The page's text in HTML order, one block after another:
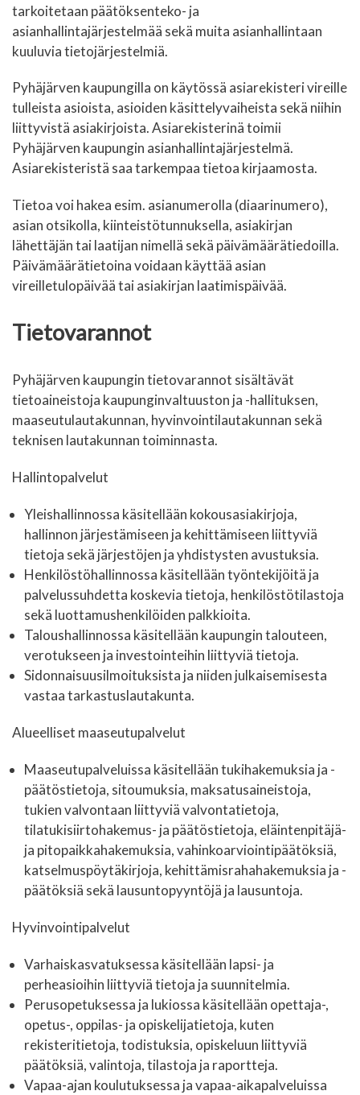
tarkoitetaan päätöksenteko- ja
asianhallintajärjestelmää sekä muita asianhallintaan
kuuluvia tietojärjestelmiä.
Pyhäjärven kaupungilla on käytössä asiarekisteri vireille
tulleista asioista, asioiden käsittelyvaiheista sekä niihin
liittyvistä asiakirjoista. Asiarekisterinä toimii
Pyhäjärven kaupungin asianhallintajärjestelmä.
Asiarekisteristä saa tarkempaa tietoa kirjaamosta.
Tietoa voi hakea esim. asianumerolla (diaarinumero),
asian otsikolla, kiinteistötunnuksella, asiakirjan
lähettäjän tai laatijan nimellä sekä päivämäärätiedoilla.
Päivämäärätietoina voidaan käyttää asian
vireilletulopäivää tai asiakirjan laatimispäivää.
Tietovarannot
Pyhäjärven kaupungin tietovarannot sisältävät
tietoaineistoja kaupunginvaltuuston ja -hallituksen,
maaseutulautakunnan, hyvinvointilautakunnan sekä
teknisen lautakunnan toiminnasta.
Hallintopalvelut
Yleishallinnossa käsitellään kokousasiakirjoja,
hallinnon järjestämiseen ja kehittämiseen liittyviä
tietoja sekä järjestöjen ja yhdistysten avustuksia.
Henkilöstöhallinnossa käsitellään työntekijöitä ja
palvelussuhdetta koskevia tietoja, henkilöstötilastoja
sekä luottamushenkilöiden palkkioita.
Taloushallinnossa käsitellään kaupungin talouteen,
verotukseen ja investointeihin liittyviä tietoja.
Sidonnaisuusilmoituksista ja niiden julkaisemisesta
vastaa tarkastuslautakunta.
Alueelliset maaseutupalvelut
Maaseutupalveluissa käsitellään tukihakemuksia ja -
päätöstietoja, sitoumuksia, maksatusaineistoja,
tukien valvontaan liittyviä valvontatietoja,
tilatukisiirtohakemus- ja päätöstietoja, eläintenpitäjä-
ja pitopaikkahakemuksia, vahinkoarviointipäätöksiä,
katselmuspöytäkirjoja, kehittämisrahahakemuksia ja -
päätöksiä sekä lausuntopyyntöjä ja lausuntoja.
Hyvinvointipalvelut
Varhaiskasvatuksessa käsitellään lapsi- ja
perheasioihin liittyviä tietoja ja suunnitelmia.
Perusopetuksessa ja lukiossa käsitellään opettaja-,
opetus-, oppilas- ja opiskelijatietoja, kuten
rekisteritietoja, todistuksia, opiskeluun liittyviä
päätöksiä, valintoja, tilastoja ja raportteja.
Vapaa-ajan koulutuksessa ja vapaa-aikapalveluissa